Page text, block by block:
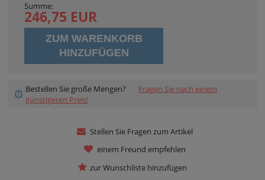
Summe:
246,75 EUR
ZUM WARENKORB
HINZUFÜGEN
Bestellen Sie große Mengen?
Fragen Sie nach einem
günstigeren Preis!
Stellen Sie Fragen zum Artikel
einem Freund empfehlen
zur Wunschliste hinzufügen